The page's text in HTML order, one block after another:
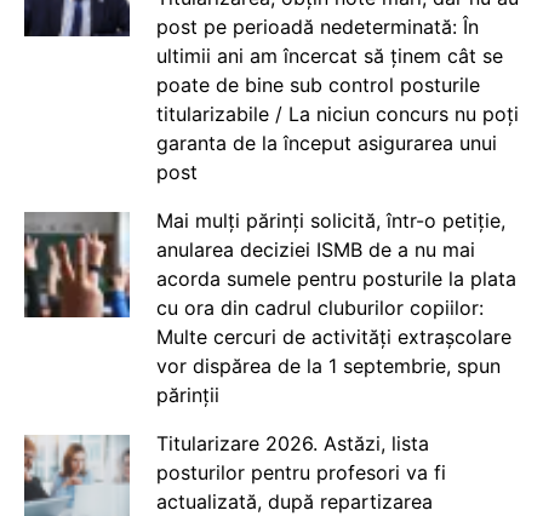
post pe perioadă nedeterminată: În
ultimii ani am încercat să ținem cât se
poate de bine sub control posturile
titularizabile / La niciun concurs nu poți
garanta de la început asigurarea unui
post
Mai mulți părinți solicită, într-o petiție,
anularea deciziei ISMB de a nu mai
acorda sumele pentru posturile la plata
cu ora din cadrul cluburilor copiilor:
Multe cercuri de activități extrașcolare
vor dispărea de la 1 septembrie, spun
părinții
Titularizare 2026. Astăzi, lista
posturilor pentru profesori va fi
actualizată, după repartizarea